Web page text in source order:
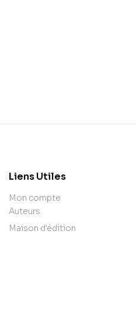
Liens Utiles
Mon compte
Auteurs
Maison d'édition